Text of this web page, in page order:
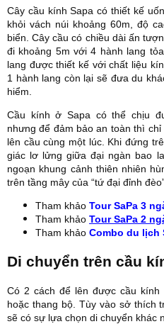
Cây cầu kính Sapa có thiết kế
khỏi vách núi khoảng 60m, độ
biển. Cây cầu có chiều dài ấn
đi khoảng 5m với 4 hành lang
lang được thiết kế với chất liệu
1 hành lang còn lại sẽ đưa du
hiểm.
Cầu kính ở Sapa có thể chịu
nhưng để đảm bảo an toàn thì
lên cầu cùng một lúc. Khi đứng
giác lơ lửng giữa đại ngàn bao
ngoạn khung cảnh thiên nhiên
trên tầng mây của “tứ đại đỉnh
Tham khảo Tour SaPa 3
Tham khảo Tour SaPa 2
Tham khảo Combo du lịch
Di chuyển trên cầu
Có 2 cách để lên được cầu
hoặc thang bộ. Tùy vào sở thích
sẽ có sự lựa chọn di chuyển khác